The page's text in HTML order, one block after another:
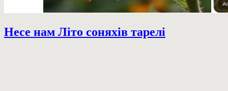
Несе нам Літо соняхів тарелі